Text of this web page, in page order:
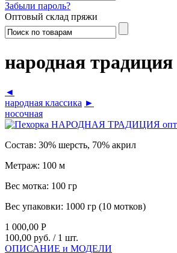
Забыли пароль?
Оптовый склад пряжи
народная традиция
◄
народная классика ►
носочная
Состав: 30% шерсть, 70% акрил
Метраж: 100 м
Вес мотка: 100 гр
Вес упаковки: 1000 гр (10 мотков)
1 000,00 Р
100,00 руб. / 1 шт.
ОПИСАНИЕ и МОДЕЛИ